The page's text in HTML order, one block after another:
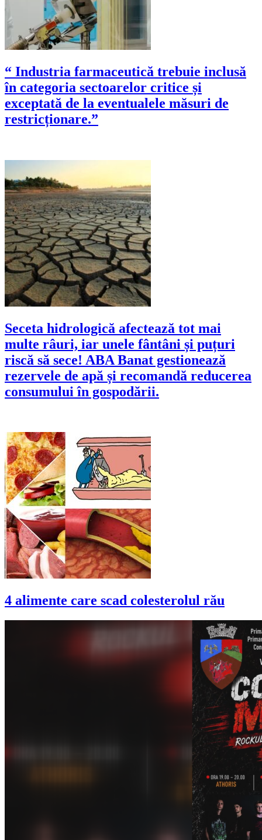
“ Industria farmaceutică trebuie inclusă
în categoria sectoarelor critice și
exceptată de la eventualele măsuri de
restricționare.”
Seceta hidrologică afectează tot mai
multe râuri, iar unele fântâni și puțuri
riscă să sece! ABA Banat gestionează
rezervele de apă și recomandă reducerea
consumului în gospodării.
4 alimente care scad colesterolul rău